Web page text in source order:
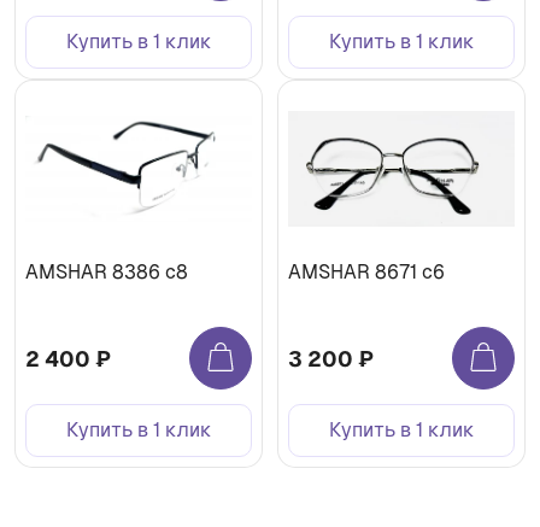
Купить в 1 клик Купить в 1 клик
AMSHAR 8386 c8
2 400 ₽
Купить в 1 клик
AMSHAR 8671 с6
3 200 ₽
Купить в 1 клик